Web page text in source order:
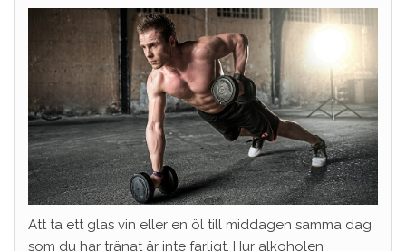
Att ta ett glas vin eller en öl till middagen samma dag
som du har tränat är inte farligt. Hur alkoholen